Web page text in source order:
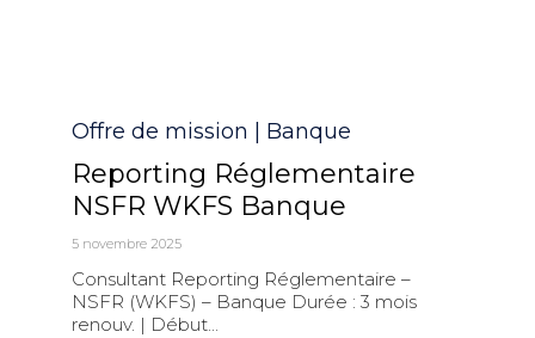
Catégorie
Offre de mission | Banque
Reporting Réglementaire
NSFR WKFS Banque
5 novembre 2025
Consultant Reporting Réglementaire –
NSFR (WKFS) – Banque Durée : 3 mois
renouv. | Début...